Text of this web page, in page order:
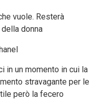
vuole. Resterà
donna
in un momento in cui la
stravagante per le
però la fecero